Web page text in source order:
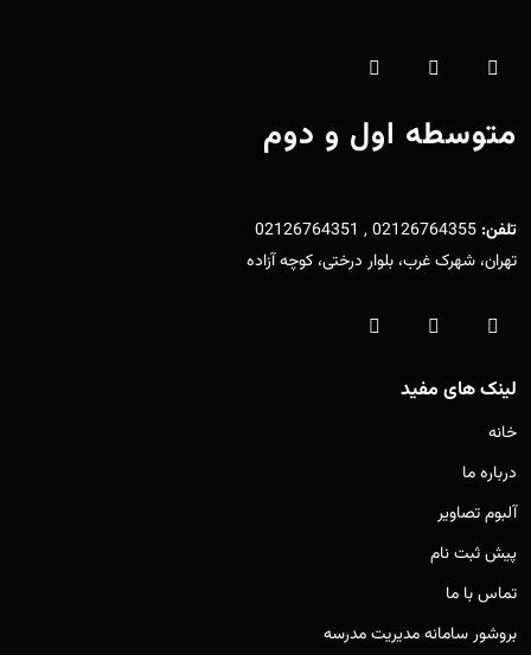
متوسطه اول و دوم
تلفن: 02126764355 , 02126764351
تهران، شهرک غرب، بلوار درختی، کوچه آزاده
لینک های مفید
خانه
درباره ما
آلبوم تصاویر
پیش ثبت نام
تماس با ما
بروشور سامانه مدیریت مدرسه